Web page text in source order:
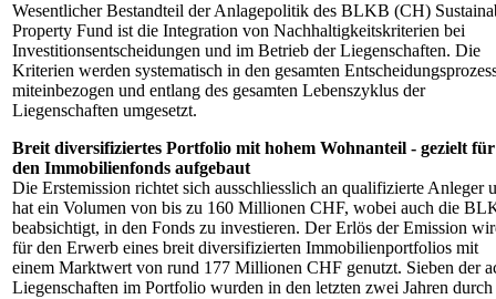
Wesentlicher Bestandteil der Anlagepolitik des BLKB (CH)
Property Fund ist die Integration von Nachhaltigkeitskriterien bei
Investitionsentscheidungen und im Betrieb der Liegenschaften. Die
Kriterien werden systematisch in den gesamten
miteinbezogen und entlang des gesamten Lebenszyklus der
Liegenschaften umgesetzt.
Breit diversifiziertes Portfolio mit hohem Wohnanteil - gezielt für
den Immobilienfonds aufgebaut
Die Erstemission richtet sich ausschliesslich an qualifizierte Anleger
hat ein Volumen von bis zu 160 Millionen CHF, wobei auch die
beabsichtigt, in den Fonds zu investieren. Der Erlös der Emission
für den Erwerb eines breit diversifizierten Immobilienportfolios mit
einem Marktwert von rund 177 Millionen CHF genutzt. Sieben der
Liegenschaften im Portfolio wurden in den letzten zwei Jahren durch